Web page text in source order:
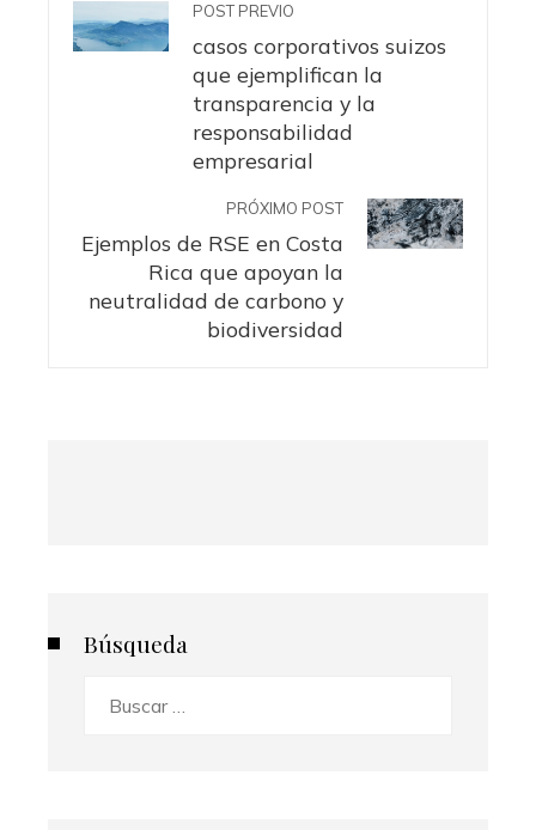
POST PREVIO
casos corporativos suizos
que ejemplifican la
transparencia y la
responsabilidad
empresarial
PRÓXIMO POST
Ejemplos de RSE en Costa
Rica que apoyan la
neutralidad de carbono y
biodiversidad
Búsqueda